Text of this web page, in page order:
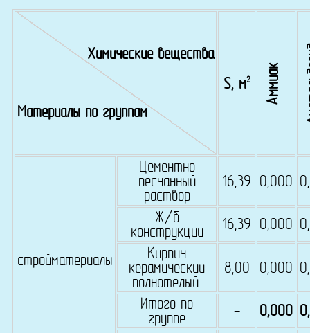
Химические вещества
Материалы по группам
S, м2 Аммиак
стройматериалы
Цементно
песчанный
раствор
16,39 0,000
Ж/б
конструкции
16,39 0,000
Кирпич
керамический
полнотелый.
8,00 0,000
Итого по
группе
- 0,000